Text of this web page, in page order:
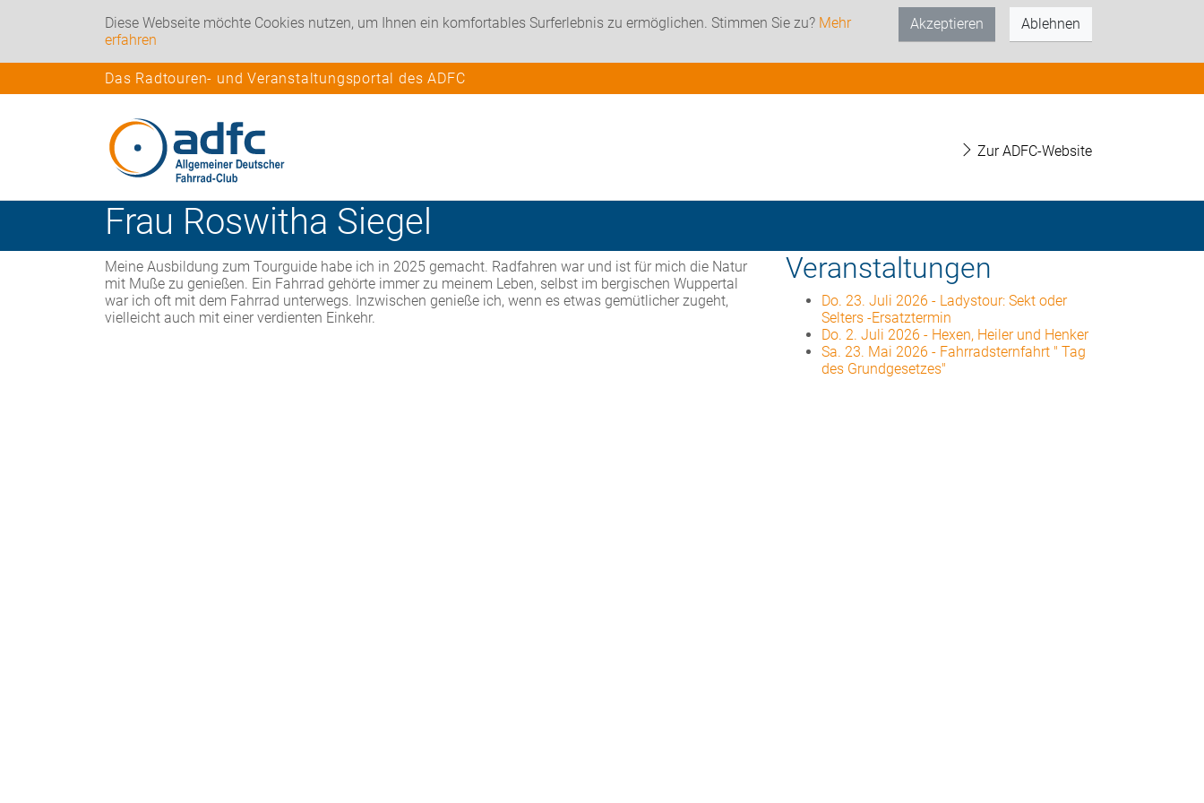
Diese Webseite möchte Cookies nutzen, um Ihnen ein komfortables Surferlebnis zu ermöglichen. Stimmen Sie zu? Mehr
erfahren
Akzeptieren Ablehnen
Das Radtouren- und Veranstaltungsportal des ADFC
Zur ADFC-Website
Frau Roswitha Siegel
Meine Ausbildung zum Tourguide habe ich in 2025 gemacht. Radfahren war und ist für mich die Natur
mit Muße zu genießen. Ein Fahrrad gehörte immer zu meinem Leben, selbst im bergischen Wuppertal
war ich oft mit dem Fahrrad unterwegs. Inzwischen genieße ich, wenn es etwas gemütlicher zugeht,
vielleicht auch mit einer verdienten Einkehr.
Veranstaltungen
Do. 23. Juli 2026 - Ladystour: Sekt oder
Selters -Ersatztermin
Do. 2. Juli 2026 - Hexen, Heiler und Henker
Sa. 23. Mai 2026 - Fahrradsternfahrt " Tag
des Grundgesetzes"